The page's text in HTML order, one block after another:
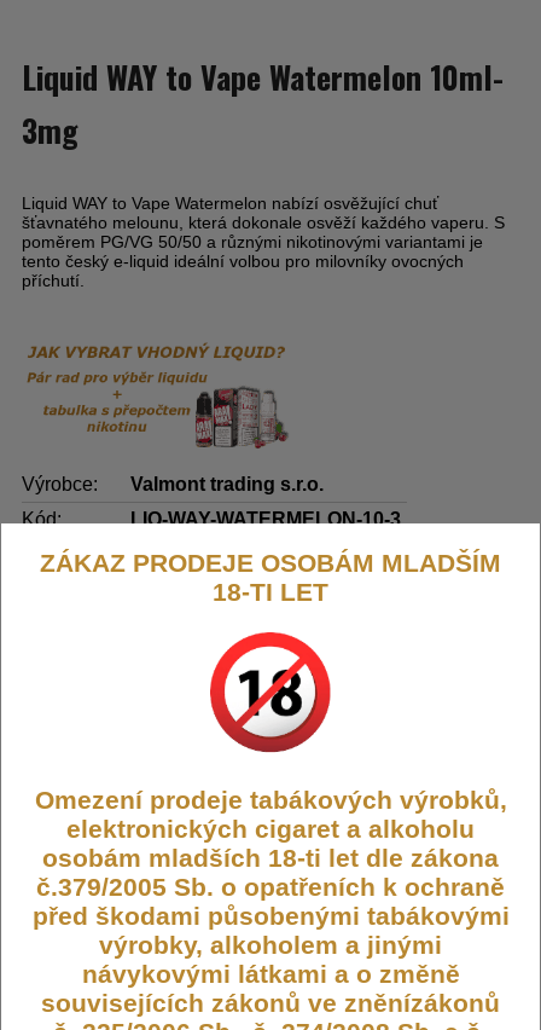
Liquid WAY to Vape Watermelon 10ml-
3mg
Liquid WAY to Vape Watermelon nabízí osvěžující chuť
šťavnatého melounu, která dokonale osvěží každého vaperu. S
poměrem PG/VG 50/50 a různými nikotinovými variantami je
tento český e-liquid ideální volbou pro milovníky ovocných
příchutí.
Výrobce:
Valmont trading s.r.o.
Kód:
LIQ-WAY-WATERMELON-10-3
Dostupnost: Skladem
DO KOŠÍKU
Liquid WAY to Vape Watermelon
10ml-3mg
Liquid WAY to Vape je oblíbený e-liquid od českého výrobce,
který se zaměřuje na kvalitu a uspokojení potřeb náročných
uživatelů. Tento produkt je ideální volbou jak pro začátečníky, tak
pro zkušené vapery, kteří hledají spolehlivý a chutný liquid pro
ZÁKAZ PRODEJE OSOBÁM MLADŠÍM
18-TI LET
Omezení prodeje tabákových výrobků,
elektronických cigaret a alkoholu
osobám mladších 18-ti let dle zákona
č.379/2005 Sb. o opatřeních k ochraně
před škodami působenými tabákovými
výrobky, alkoholem a jinými
návykovými látkami a o změně
souvisejících zákonů ve zněnízákonů